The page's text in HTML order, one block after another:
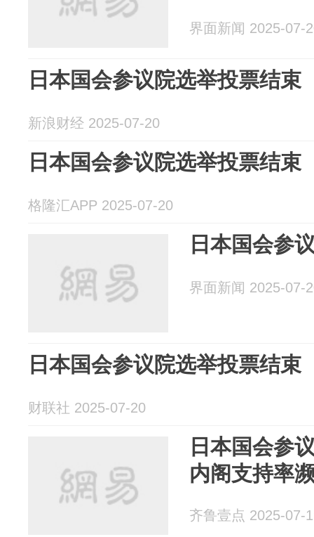
界面新闻 2025-07-
日本国会参议院选举投票结束
新浪财经 2025-07-20
日本国会参议院选举投票结束
格隆汇APP 2025-07-20
日本国会参
界面新闻 2025-07-
日本国会参议院选举投票结束
财联社 2025-07-20
日本国会参
内阁支持率
齐鲁壹点 2025-07-